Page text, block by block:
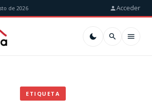
de 2026 Acceder
ETIQUETA